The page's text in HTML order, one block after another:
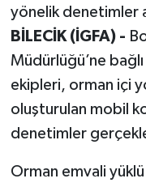
yönelik denetimler
BİLECİK (İGFA) -
Müdürlüğü’ne
ekipleri, orman içi
oluşturulan mobil
denetimler
Orman emvali